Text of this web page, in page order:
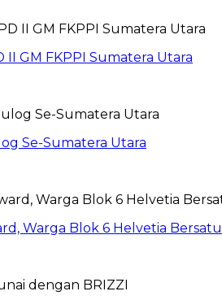
II GM FKPPI Sumatera Utara
Se-Sumatera Utara
Warga Blok 6 Helvetia